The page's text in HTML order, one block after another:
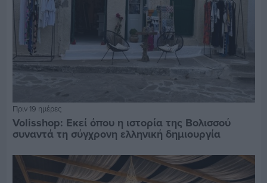
Πριν 19 ημέρες
Volisshop: Εκεί όπου η ιστορία της Βολισσού
συναντά τη σύγχρονη ελληνική δημιουργία